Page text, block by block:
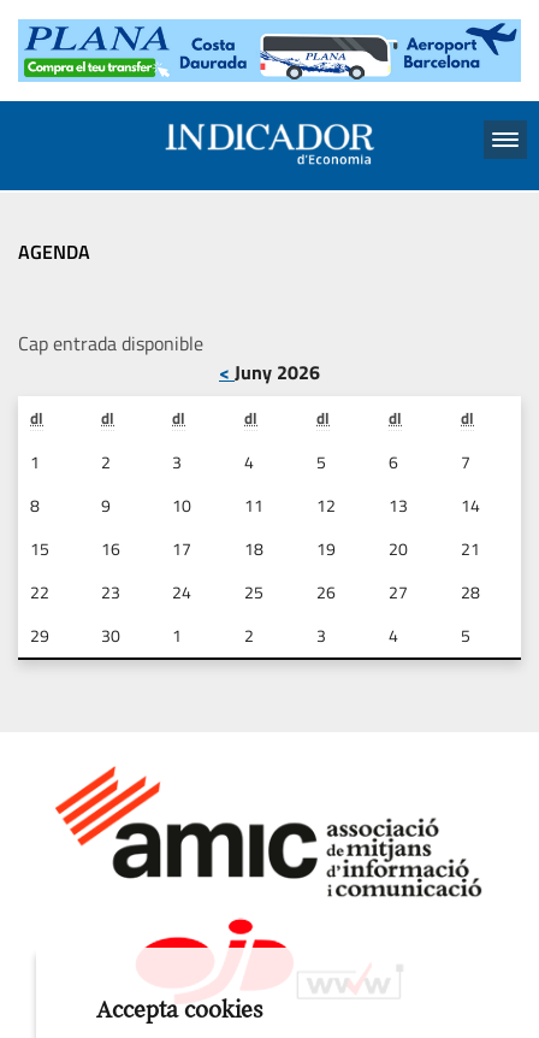
AGENDA
Cap entrada disponible
< Juny 2026
dl dl dl dl dl dl dl
1 2 3 4 5 6
7
8
9 10 11 12 13
14
15
16 17 18 19 20
21
22
23 24 25 26 27
28
29
30 1 2 3 4 5
Accepta cookies